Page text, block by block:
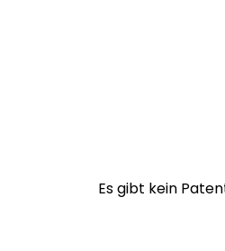
Es gibt kein